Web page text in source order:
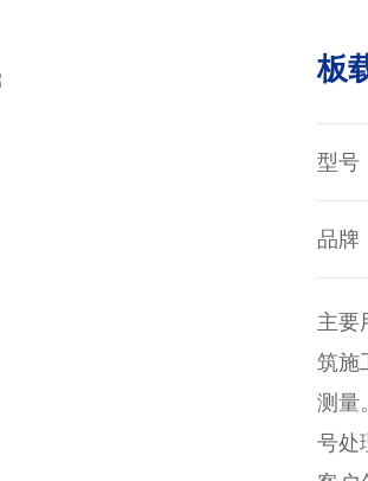
板
型号
品牌
主要
筑施
测量
号处